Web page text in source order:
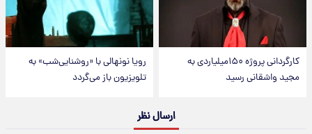
کارگردانی پروژه ۱۵۰میلیاردی به
مجید واشقانی رسید
رویا نونهالی با «روشنایی‌شب» به
تلویزیون باز می‌گردد
ارسال نظر